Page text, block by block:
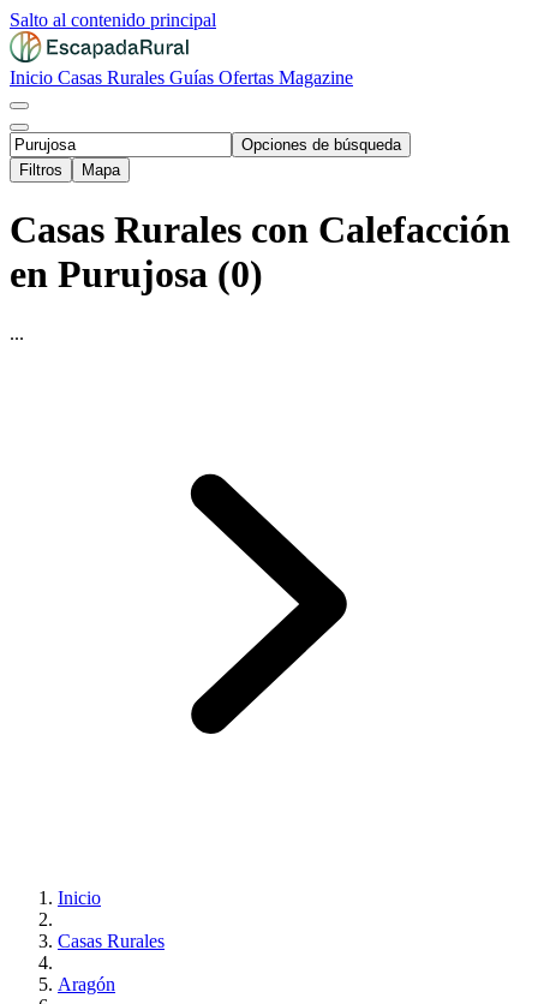
Salto al contenido principal
Inicio Casas Rurales Guías Ofertas Magazine
Opciones de búsqueda
Filtros
Mapa
Casas Rurales con Calefacción
en Purujosa (0)
...
Inicio
Casas Rurales
Aragón